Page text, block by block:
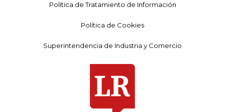
Política de Tratamiento de Información
Política de Cookies
Superintendencia de Industria y Comercio